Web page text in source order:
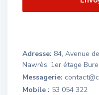
Adresse: 84, Avenue
Nawrès, 1er étage
Messagerie:
Mobile : 53 054 322